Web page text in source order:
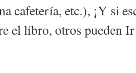
cafetería, etc.), ¡Y si
el libro, otros pueden